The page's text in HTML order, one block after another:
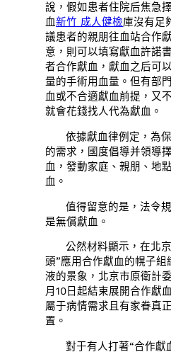
說，假如患者住院后焦急
血新竹 成人健檢庫沒有足
議患者的親朋往血站合作
意，則可以填寫獻血許諾
者合作獻血，獻血之后可
量的手術用血量。但有部
血或不合適獻血前提，又
就會花錢找人代為獻血。
依據獻血律例定，為
的需求，國度倡導并領導
血，發動家庭、親朋、地
血。
值得留意的是，法令
是無償獻血。
公然材料顯示，在北
頭”應用合作獻血的幌子組
液的景象，北京市原衛計
月10日起結束展開合作獻
屬于病情需求且有家眷真
置。
對于有人打著“合作獻